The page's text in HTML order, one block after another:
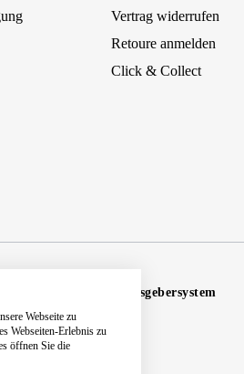
Vertrag widerrufen
Retoure anmelden
Click & Collect
Hinweisgebersystem
Webseite zu
Webseiten-Erlebnis zu
öffnen Sie die